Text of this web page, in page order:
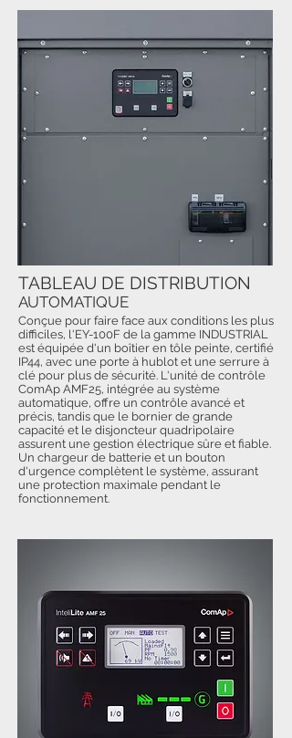
Conçue pour faire face aux conditions les plus
difficiles, l'EY-100F de la gamme INDUSTRIAL
est équipée d'un boîtier en tôle peinte, certifié
IP44, avec une porte à hublot et une serrure à
clé pour plus de sécurité. L'unité de contrôle
ComAp AMF25, intégrée au système
automatique, offre un contrôle avancé et
précis, tandis que le bornier de grande
capacité et le disjoncteur quadripolaire
assurent une gestion électrique sûre et fiable.
Un chargeur de batterie et un bouton
d'urgence complètent le système, assurant
une protection maximale pendant le
fonctionnement.
TABLEAU DE DISTRIBUTION
AUTOMATIQUE